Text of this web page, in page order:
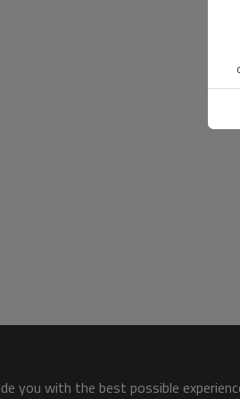
you with the best possible